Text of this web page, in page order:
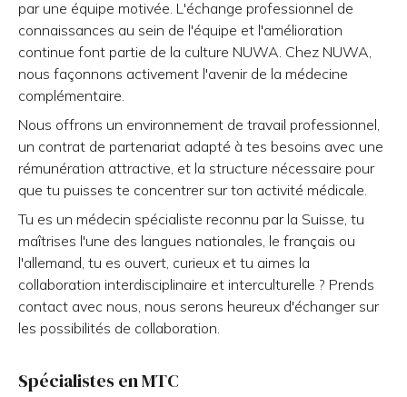
par une équipe motivée. L'échange professionnel de
connaissances au sein de l'équipe et l'amélioration
continue font partie de la culture NUWA. Chez NUWA,
nous façonnons activement l'avenir de la médecine
complémentaire.
Nous offrons un environnement de travail professionnel,
un contrat de partenariat adapté à tes besoins avec une
rémunération attractive, et la structure nécessaire pour
que tu puisses te concentrer sur ton activité médicale.
Tu es un médecin spécialiste reconnu par la Suisse, tu
maîtrises l'une des langues nationales, le français ou
l'allemand, tu es ouvert, curieux et tu aimes la
collaboration interdisciplinaire et interculturelle ? Prends
contact avec nous, nous serons heureux d'échanger sur
les possibilités de collaboration.
Spécialistes en MTC